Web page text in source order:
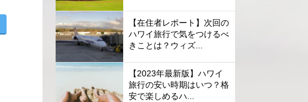
【在住者レポート】次回の
ハワイ旅行で気をつけるべ
きことは？ウィズ...
【2023年最新版】ハワイ
旅行の安い時期はいつ？格
安で楽しめるハ...